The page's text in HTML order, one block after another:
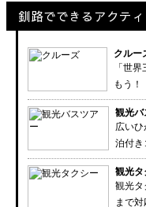
釧路でできるアクテ
クルー
「世
もう！
観光バ
広い
泊付き
観光タ
観光タ
まで対